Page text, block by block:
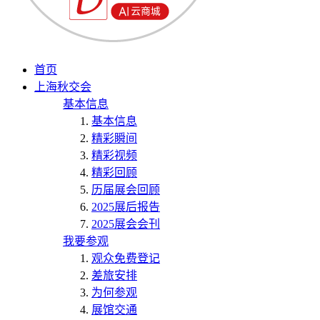
首页
上海秋交会
基本信息
基本信息
精彩瞬间
精彩视频
精彩回顾
历届展会回顾
2025展后报告
2025展会会刊
我要参观
观众免费登记
差旅安排
为何参观
展馆交通